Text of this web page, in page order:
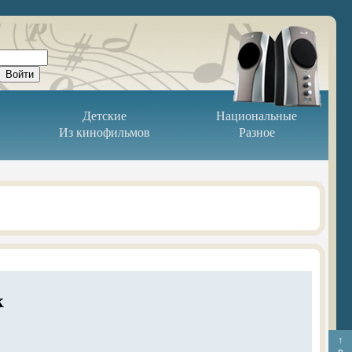
Детские
Национальные
Из кинофильмов Разное
↑